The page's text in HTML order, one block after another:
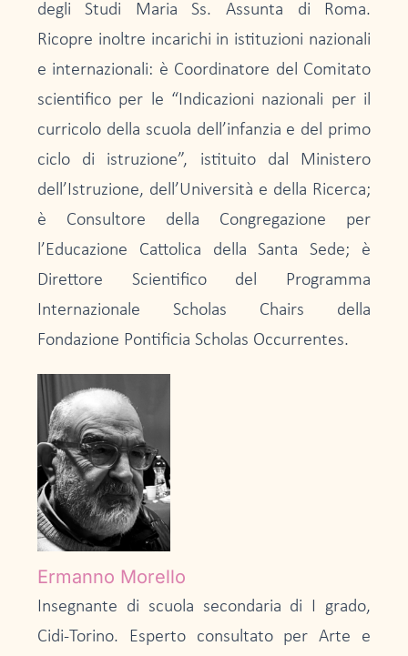
degli Studi Maria Ss. Assunta di Roma.
Ricopre inoltre incarichi in istituzioni nazionali
e internazionali: è Coordinatore del Comitato
scientifico per le “Indicazioni nazionali per il
curricolo della scuola dell’infanzia e del primo
ciclo di istruzione”, istituito dal Ministero
dell’Istruzione, dell’Università e della Ricerca;
è Consultore della Congregazione per
l’Educazione Cattolica della Santa Sede; è
Direttore Scientifico del Programma
Internazionale Scholas Chairs della
Fondazione Pontificia Scholas Occurrentes.
Ermanno Morello
Insegnante di scuola secondaria di I grado,
Cidi-Torino. Esperto consultato per Arte e